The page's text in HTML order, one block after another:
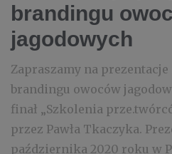
brandingu
jagodowych
Zapraszamy na
brandingu owoców
finał „Szkolenia
przez Pawła Tkaczyka.
października 2020 roku w